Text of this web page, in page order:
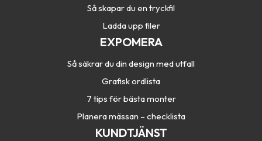
Så skapar du en tryckfil
Ladda upp filer
EXPOMERA
Så säkrar du din design med utfall
Grafisk ordlista
7 tips för bästa monter
Planera mässan – checklista
KUNDTJÄNST